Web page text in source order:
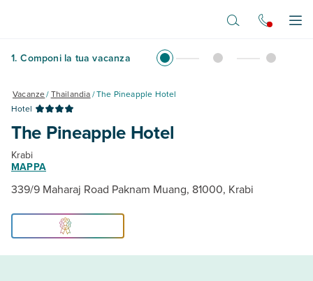
1. Componi la tua vacanza
Vacanze/Thailandia/The Pineapple Hotel
Hotel
The Pineapple Hotel
Krabi
MAPPA
339/9 Maharaj Road Paknam Muang, 81000, Krabi